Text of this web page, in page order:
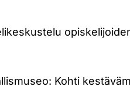
Kohti